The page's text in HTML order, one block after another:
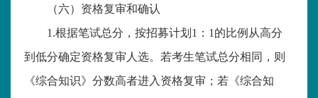
（六）资格复审和确认
1.根据笔试总分，按招募计划1：1的比例从高分
到低分确定资格复审人选。若考生笔试总分相同，则
《综合知识》分数高者进入资格复审；若《综合知